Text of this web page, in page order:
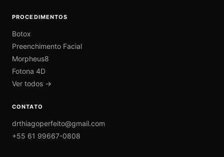
PROCEDIMENTOS
Botox
Preenchimento Facial
Morpheus8
Fotona 4D
Ver todos →
CONTATO
drthiagoperfeito@gmail.com
+55 61 99667-0808